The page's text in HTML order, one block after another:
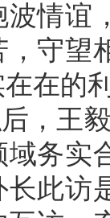
情谊
，守望
在的
，王
务实
此访